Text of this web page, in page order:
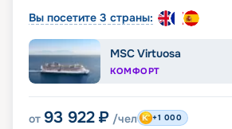
Вы посетите 3 страны:
MSC Virtuosa
КОМФОРТ
от 93 922 ₽ /чел +1 000